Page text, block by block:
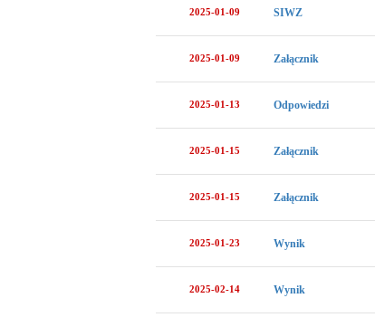
2025-01-09 SIWZ
2025-01-09 Załącznik
2025-01-13 Odpowiedzi
2025-01-15 Załącznik
2025-01-15 Załącznik
2025-01-23 Wynik
2025-02-14 Wynik